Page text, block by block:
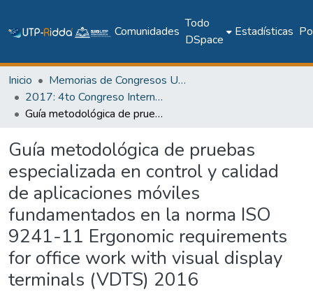
Comunidades
Todo
DSpace
Estadísticas
Inicio
Memorias de Congresos UTP
2017: 4to Congreso Internacional AmITIC 2017, Aplicando nuevas tecnologías
Guía metodológica de pruebas especializada en control y calidad de aplicaciones móviles fundamentados en la norma ISO 9241-11 Ergonomic requirements for office work with visual display terminals (VDTS) 2016
Guía metodológica de pruebas
especializada en control y calidad
de aplicaciones móviles
fundamentados en la norma ISO
9241-11 Ergonomic requirements
for office work with visual display
terminals (VDTS) 2016